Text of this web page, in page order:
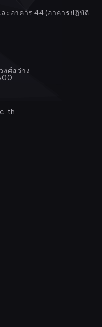
ะอาคาร 44 (อาคารปฏิบัติ
งศ์สว่าง